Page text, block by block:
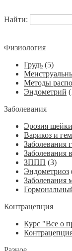
Найти:
Физиология
Грудь (5)
Методы
Эндометрий
Заболевания
Эрозия
Варикоз и
Заболевания
Заболевания
ЗППП (3)
Эндометриоз
Заболевания
Контрацепция
Курс "Все о